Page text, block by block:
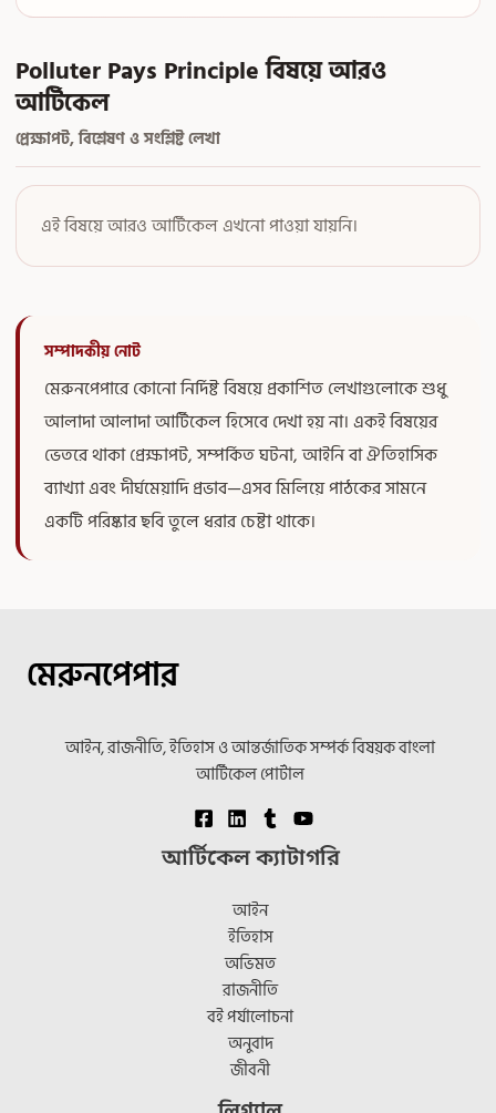
Polluter Pays Principle বিষয়ে আরও
আর্টিকেল
প্রেক্ষাপট, বিশ্লেষণ ও সংশ্লিষ্ট লেখা
এই বিষয়ে আরও আর্টিকেল এখনো পাওয়া যায়নি।
সম্পাদকীয় নোট
মেরুনপেপারে কোনো নির্দিষ্ট বিষয়ে প্রকাশিত লেখাগুলোকে শুধু
আলাদা আলাদা আর্টিকেল হিসেবে দেখা হয় না। একই বিষয়ের
ভেতরে থাকা প্রেক্ষাপট, সম্পর্কিত ঘটনা, আইনি বা ঐতিহাসিক
ব্যাখ্যা এবং দীর্ঘমেয়াদি প্রভাব—এসব মিলিয়ে পাঠকের সামনে
একটি পরিষ্কার ছবি তুলে ধরার চেষ্টা থাকে।
মেরুনপেপার
আইন, রাজনীতি, ইতিহাস ও আন্তর্জাতিক সম্পর্ক বিষয়ক বাংলা
আর্টিকেল পোর্টাল
আর্টিকেল ক্যাটাগরি
আইন
ইতিহাস
অভিমত
রাজনীতি
বই পর্যালোচনা
অনুবাদ
জীবনী